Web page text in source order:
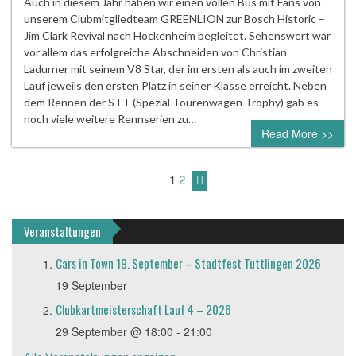
unserem Clubmitgliedteam GREENLION zur Bosch Historic –
Jim Clark Revival nach Hockenheim begleitet. Sehenswert war
vor allem das erfolgreiche Abschneiden von Christian
Ladurner mit seinem V8 Star, der im ersten als auch im zweiten
Lauf jeweils den ersten Platz in seiner Klasse erreicht. Neben
dem Rennen der STT (Spezial Tourenwagen Trophy) gab es
noch viele weitere Rennserien zu…
Read More >>
1 2
Veranstaltungen
Cars in Town 19. September – Stadtfest Tuttlingen 2026
19 September
Clubkartmeisterschaft Lauf 4 – 2026
29 September @ 18:00 - 21:00